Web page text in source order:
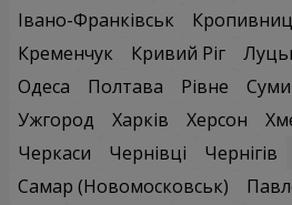
Івано-Франківськ
Кременчук
Кривий Ріг
Одеса
Полтава Рівне Суми
Ужгород
Харків Херсон
Черкаси
Чернівці
Чернігів
Самар (Новомосковськ)